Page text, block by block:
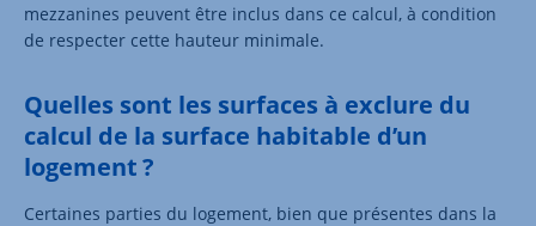
mezzanines peuvent être inclus dans ce calcul, à condition
de respecter cette hauteur minimale.
Quelles sont les surfaces à exclure du
calcul de la surface habitable d’un
logement ?
Certaines parties du logement, bien que présentes dans la